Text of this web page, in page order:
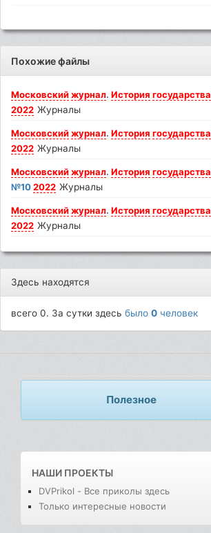
Похожие файлы
Московский журнал.История государства
2022 Журналы
Московский журнал.История государства
2022 Журналы
Московский журнал.История государства
№102022 Журналы
Московский журнал.История государства
2022 Журналы
Здесь находятся
всего 0. За сутки здесьбыло0 человек
Полезное
НАШИ ПРОЕКТЫ
DVPrikol - Все приколы здесь
Только интересные новости